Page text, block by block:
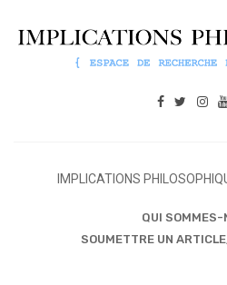
IMPLICATIONS
QUI SOMMES-
SOUMETTRE UN